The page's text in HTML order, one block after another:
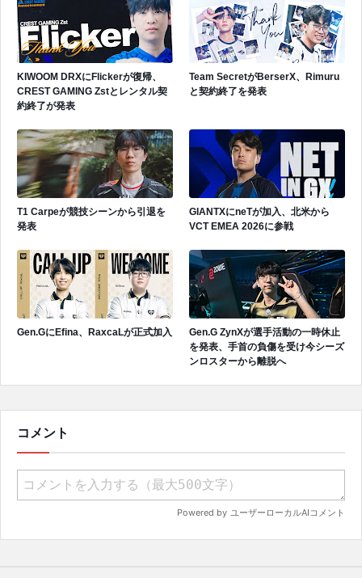
KIWOOM DRXにFlickerが復帰、
CREST GAMING Zstとレンタル契
約終了が発表
Team SecretがBerserX、Rimuru
と契約終了を発表
T1 Carpeが競技シーンから引退を
発表
GIANTXにneTが加入、北米から
VCT EMEA 2026に参戦
Gen.GにEfina、RaxcaLが正式加入
Gen.G ZynXが選手活動の一時休止
を発表、手首の負傷を受け今シーズ
ンロスターから離脱へ
コメント